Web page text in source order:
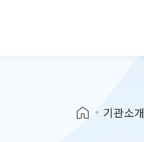
기관소개